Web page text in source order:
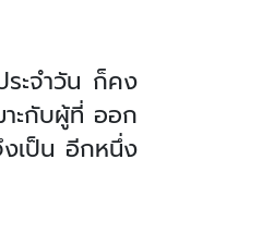
ะจำวัน ก็คง
ะกับผู้ที่ ออก
เป็น อีกหนึ่ง